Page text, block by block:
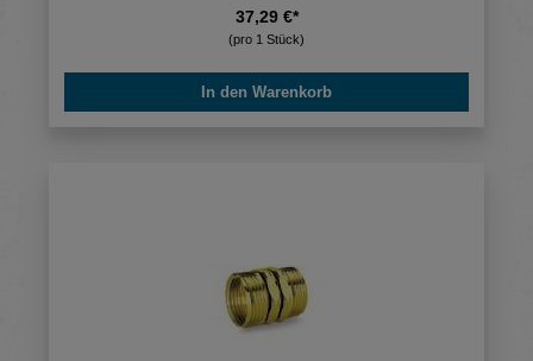
37,29 €*
(pro 1 Stück)
In den Warenkorb